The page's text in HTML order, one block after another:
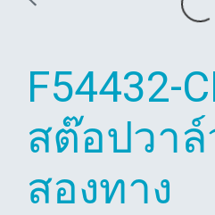
F54432-
สต๊อปวา
สองทาง